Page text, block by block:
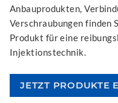
Anbauprodukten,
Verschraubungen finden
Produkt für eine
Injektionstechnik.
JETZT PRODUKTE